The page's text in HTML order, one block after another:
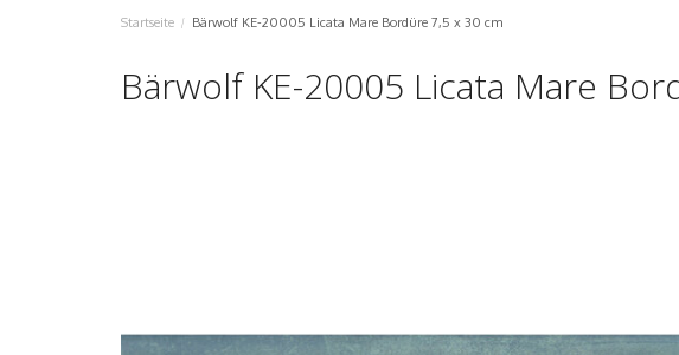
Startseite / Bärwolf KE-20005 Licata Mare Bordüre 7,5 x 30 cm
Bärwolf KE-20005 Licata Mare